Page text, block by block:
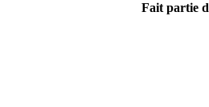
Fait partie